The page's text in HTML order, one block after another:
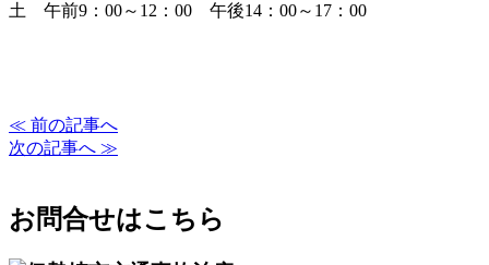
土 午前9：00～12：00 午後14：00～17：00
≪ 前の記事へ
次の記事へ ≫
お問合せはこちら